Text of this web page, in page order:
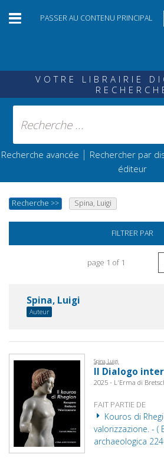
PASSER AU CONTENU PRINCIPAL
VOTRE LIBRAIRIE
Recherche avancée | Rechercher par
éditeur
Recherche >> Spina, Luigi
FILTRER PAR
page 1 of 1
Spina, Luigi
Auteur
Spina, Luigi
Il Dialogo
2025 - L'Erma di
FAIT PARTIE DE
Kouros di
valorizzazione. - (
archaeologica